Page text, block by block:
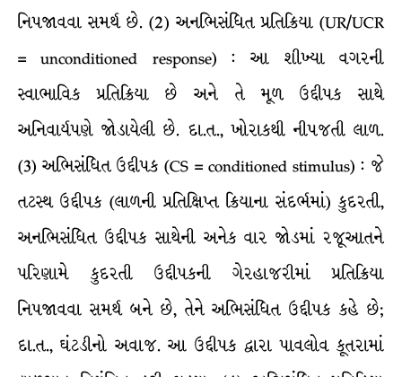
નિપજાવવા સમર્થ છે. (2) અનભિસંધિત પ્રતિક્રિયા (UR/UCR
= unconditioned response) : આ શીખ્યા વગરની
સ્વાભાવિક પ્રતિક્રિયા છે અને તે મૂળ ઉદ્દીપક સાથે
અનિવાર્યપણે જોડાયેલી છે. દા.ત., ખોરાકથી નીપજતી લાળ.
(3) અભિસંધિત ઉદ્દીપક (CS = conditioned stimulus) : જે
તટસ્થ ઉદ્દીપક (લાળની પ્રતિક્ષિપ્ત ક્રિયાના સંદર્ભમાં) કુદરતી,
અનભિસંધિત ઉદ્દીપક સાથેની અનેક વાર જોડમાં રજૂઆતને
પરિણામે કુદરતી ઉદ્દીપકની ગેરહાજરીમાં પ્રતિક્રિયા
નિપજાવવા સમર્થ બને છે, તેને અભિસંધિત ઉદ્દીપક કહે છે;
દા.ત., ઘંટડીનો અવાજ. આ ઉદ્દીપક દ્વારા પાવલોવ કૂતરામાં